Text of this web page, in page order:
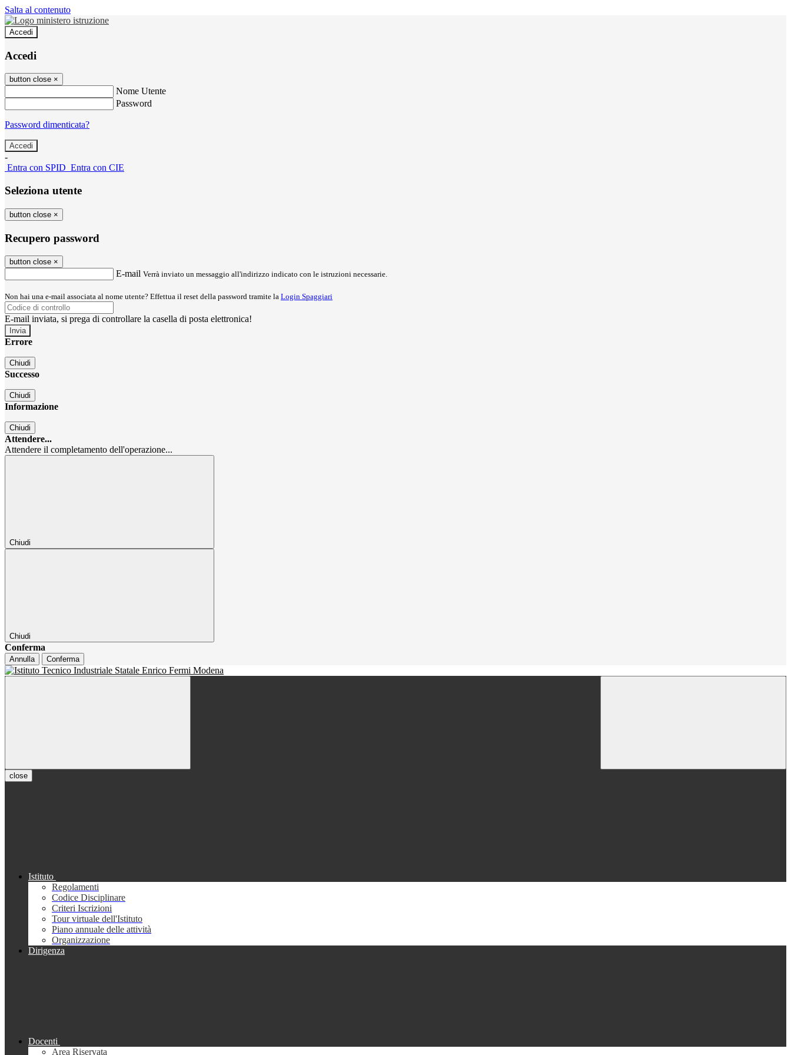
Salta al contenuto
Accedi
Accedi
button close ×
Nome Utente
Password
Password dimenticata?
-
Entra con SPID Entra con CIE
Seleziona utente
button close ×
Recupero password
button close ×
E-mail Verrà inviato un messaggio all'indirizzo indicato con le istruzioni necessarie.
Non hai una e-mail associata al nome utente? Effettua il reset della password tramite la Login Spaggiari
E-mail inviata, si prega di controllare la casella di posta elettronica!
Errore
Chiudi
Successo
Chiudi
Informazione
Chiudi
Attendere...
Attendere il completamento dell'operazione...
Chiudi
Chiudi
Conferma
Annulla Conferma
close
Istituto
Regolamenti
Codice Disciplinare
Criteri Iscrizioni
Tour virtuale dell'Istituto
Piano annuale delle attività
Organizzazione
Dirigenza
Docenti
Area Riservata